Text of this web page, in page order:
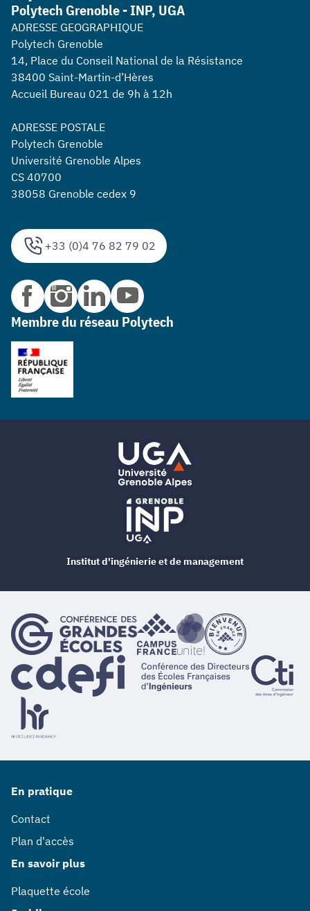
+33 (0)4 76 82 79 02
Polytech Grenoble - INP, UGA
ADRESSE GEOGRAPHIQUE
Polytech Grenoble
14, Place du Conseil National de la Résistance
38400 Saint-Martin-d’Hères
Accueil Bureau 021 de 9h à 12h
ADRESSE POSTALE
Polytech Grenoble
Université Grenoble Alpes
CS 40700
38058 Grenoble cedex 9
Membre du réseau Polytech
En pratique
Contact
Plan d'accès
En savoir plus
Plaquette école
Institut d'ingénierie et de management